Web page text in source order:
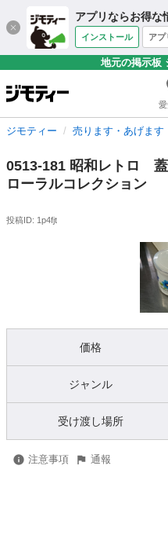
アプリならお得な
インストール アプ
地元の掲示板
ジモティー 売ります・あげます
0513-181 昭和レトロ
ローラルコレクション
投稿ID: 1p4fjt
価格
ジャンル
受け渡し場所
注意事項 通報